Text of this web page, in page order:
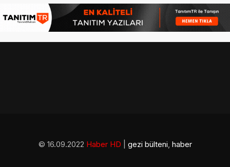
© 16.09.2022 Haber HD gezi bülteni, haber